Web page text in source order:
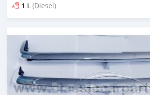
1 L (Diesel)